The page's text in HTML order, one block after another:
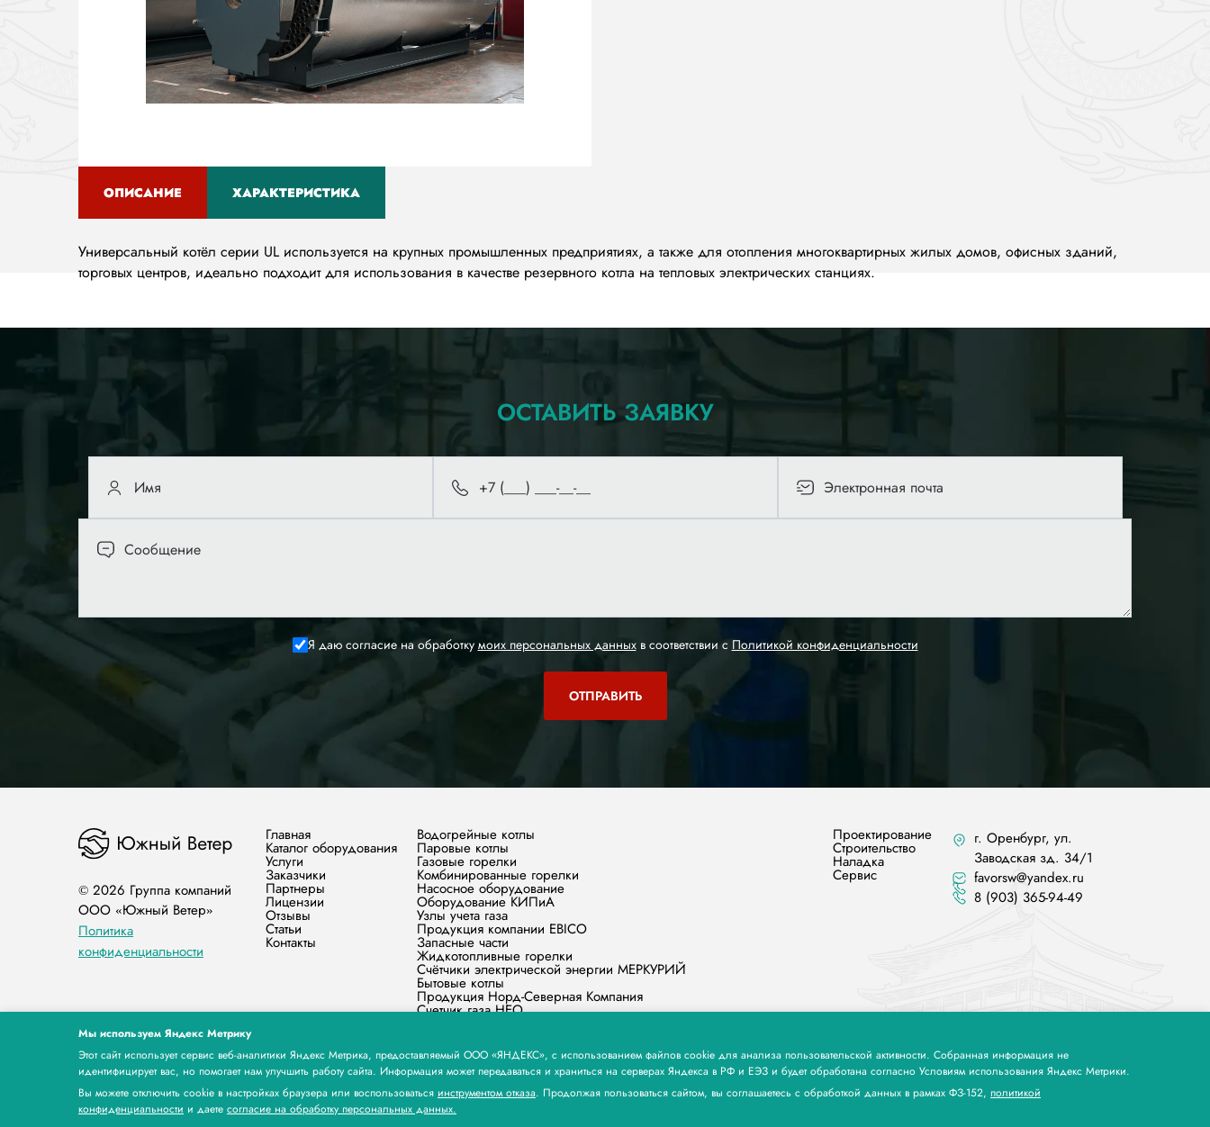
ОПИСАНИЕ
ХАРАКТЕРИСТИКА
Универсальный котёл серии UL используется на крупных промышленных предприятиях, а также для отопления многоквартирных жилых домов, офисных зданий,
торговых центров, идеально подходит для использования в качестве резервного котла на тепловых электрических станциях.
ОСТАВИТЬ ЗАЯВКУ
Я даю согласие на обработку моих персональных данныхв соответствии с Политикой конфиденциальности
© 2026 Группа компаний
ООО «Южный Ветер»
Политика
конфиденциальности
Главная
Каталог оборудования
Услуги
Заказчики
Партнеры
Лицензии
Отзывы
Статьи
Контакты
Водогрейные котлы
Паровые котлы
Газовые горелки
Комбинированные горелки
Насосное оборудование
Оборудование КИПиА
Узлы учета газа
Продукция компании EBICO
Запасные части
Жидкотопливные горелки
Счётчики электрической энергии МЕРКУРИЙ
Бытовые котлы
Продукция Норд-Северная Компания
Счетчик газа НЕО
Паровые и Водогрейные котлы Stier, горелки и водоподготовка
Оборудование для экструзии пластиковых труб компании Xinrong
Проектирование
Строительство
Наладка
Сервис
Мы используем Яндекс Метрику
Этот сайт использует сервис веб-аналитики Яндекс Метрика, предоставляемый ООО «ЯНДЕКС», с использованием файлов cookie для анализа пользовательской активности. Собранная информация не
идентифицирует вас, но помогает нам улучшить работу сайта. Информация может передаваться и храниться на серверах Яндекса в РФ и ЕЭЗ и будет обработана согласно Условиям использования Яндекс Метрики.
Вы можете отключить cookie в настройках браузера или воспользоваться инструментом отказа. Продолжая пользоваться сайтом, вы соглашаетесь с обработкой данных в рамках ФЗ-152, политикой
конфиденциальности и даете согласие на обработку персональных данных.
г. Оренбург, ул.
Заводская зд. 34/1
favorsw@yandex.ru
8 (903) 365-94-49